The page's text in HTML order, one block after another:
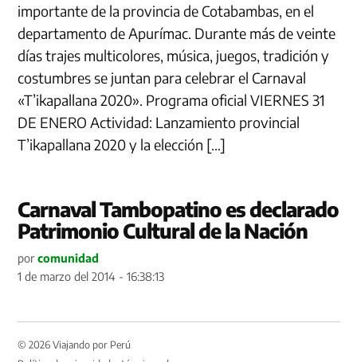
importante de la provincia de Cotabambas, en el
departamento de Apurímac. Durante más de veinte
días trajes multicolores, música, juegos, tradición y
costumbres se juntan para celebrar el Carnaval
«T’ikapallana 2020». Programa oficial VIERNES 31
DE ENERO Actividad: Lanzamiento provincial
T’ikapallana 2020 y la elección […]
Carnaval Tambopatino es declarado
Patrimonio Cultural de la Nación
por comunidad
1 de marzo del 2014 - 16:38:13
© 2026 Viajando por Perú